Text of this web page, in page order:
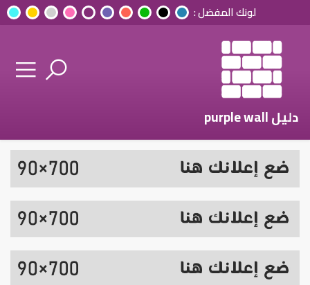
لونك المفضل :
دليل purple wall